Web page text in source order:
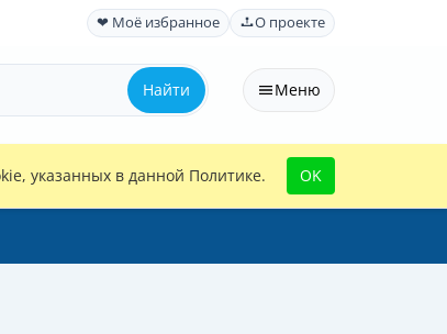
❤ Моё избранное О проекте
Найти Меню
указанных в данной Политике. OK